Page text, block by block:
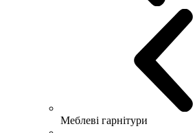
Меблеві гарнітури